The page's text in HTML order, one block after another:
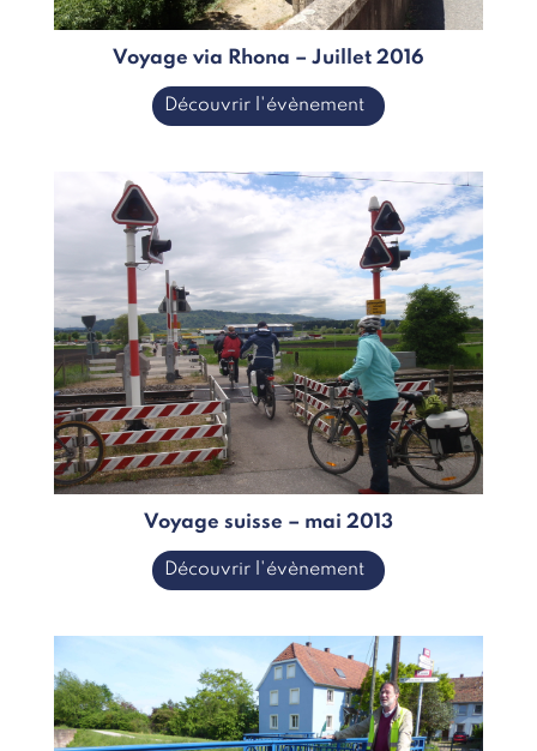
Voyage via Rhona – Juillet 2016
Découvrir l'évènement
Voyage suisse – mai 2013
Découvrir l'évènement